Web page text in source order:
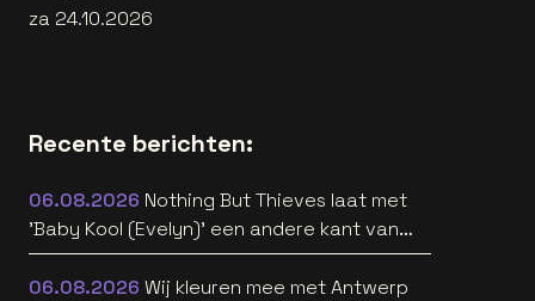
za 24.10.2026
Recente berichten:
06.08.2026 Nothing But Thieves laat met
'Baby Kool (Evelyn)' een andere kant van
zich horen [video]
06.08.2026 Wij kleuren mee met Antwerp